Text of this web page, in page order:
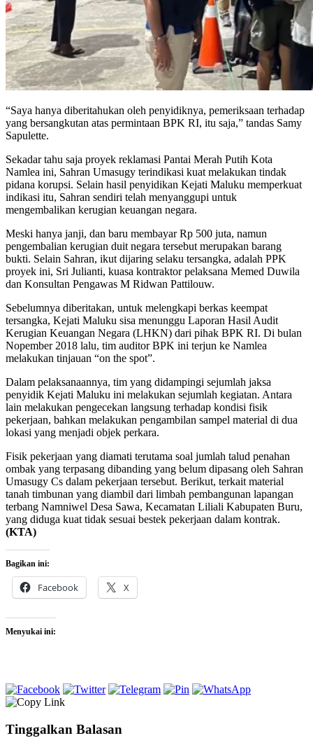
“Saya hanya diberitahukan oleh penyidiknya, pemeriksaan terhadap
yang bersangkutan atas permintaan BPK RI, itu saja,” tandas Samy
Sapulette.
Sekadar tahu saja proyek reklamasi Pantai Merah Putih Kota
Namlea ini, Sahran Umasugy terindikasi kuat melakukan tindak
pidana korupsi. Selain hasil penyidikan Kejati Maluku memperkuat
indikasi itu, Sahran sendiri telah menyanggupi untuk
mengembalikan kerugian keuangan negara.
Meski hanya janji, dan baru membayar Rp 500 juta, namun
pengembalian kerugian duit negara tersebut merupakan barang
bukti. Selain Sahran, ikut dijaring selaku tersangka, adalah PPK
proyek ini, Sri Julianti, kuasa kontraktor pelaksana Memed Duwila
dan Konsultan Pengawas M Ridwan Pattilouw.
Sebelumnya diberitakan, untuk melengkapi berkas keempat
tersangka, Kejati Maluku sisa menunggu Laporan Hasil Audit
Kerugian Keuangan Negara (LHKN) dari pihak BPK RI. Di bulan
Nopember 2018 lalu, tim auditor BPK ini terjun ke Namlea
melakukan tinjauan “on the spot”.
Dalam pelaksanaannya, tim yang didampingi sejumlah jaksa
penyidik Kejati Maluku ini melakukan sejumlah kegiatan. Antara
lain melakukan pengecekan langsung terhadap kondisi fisik
pekerjaan, bahkan melakukan pengambilan sampel material di dua
lokasi yang menjadi objek perkara.
Fisik pekerjaan yang diamati terutama soal jumlah talud penahan
ombak yang terpasang dibanding yang belum dipasang oleh Sahran
Umasugy Cs dalam pekerjaan tersebut. Berikut, terkait material
tanah timbunan yang diambil dari limbah pembangunan lapangan
terbang Namniwel Desa Sawa, Kecamatan Liliali Kabupaten Buru,
yang diduga kuat tidak sesuai bestek pekerjaan dalam kontrak.
(KTA)
Bagikan ini:
Facebook X
Menyukai ini:
Tinggalkan Balasan